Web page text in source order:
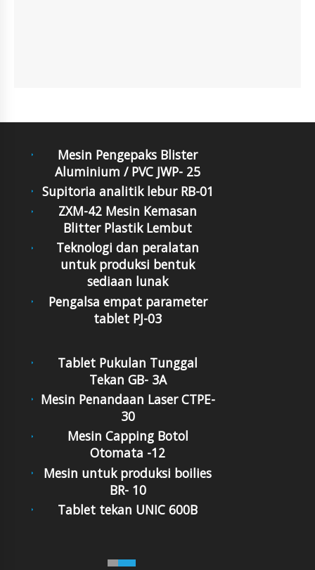
Mesin Pengepaks Blister
Aluminium / PVC JWP- 25
Supitoria analitik lebur RB-01
ZXM-42 Mesin Kemasan
Blitter Plastik Lembut
Teknologi dan peralatan
untuk produksi bentuk
sediaan lunak
Pengalsa empat parameter
tablet PJ-03
Tablet Pukulan Tunggal
Tekan GB- 3A
Mesin Penandaan Laser CTPE-
30
Mesin Capping Botol
Otomata -12
Mesin untuk produksi boilies
BR- 10
Tablet tekan UNIC 600B